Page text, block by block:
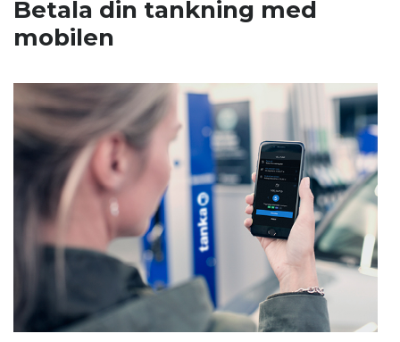
Betala din tankning med
mobilen